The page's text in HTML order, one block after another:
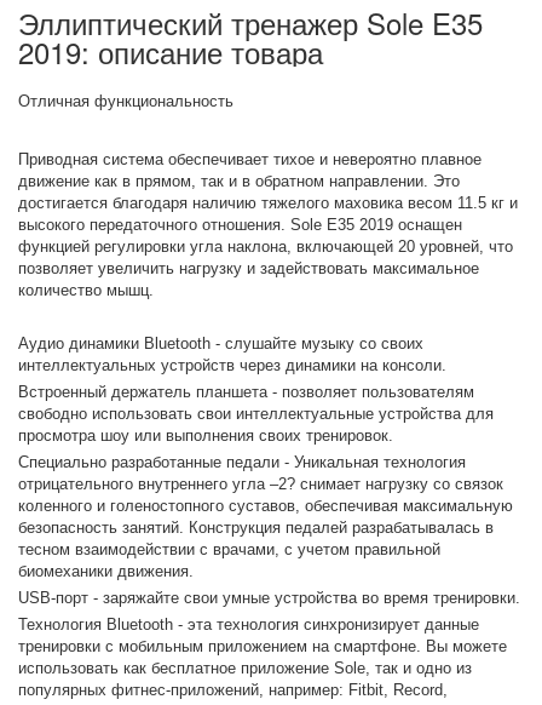
Эллиптический тренажер Sole E35
2019: описание товара
Отличная функциональность
Приводная система обеспечивает тихое и невероятно плавное
движение как в прямом, так и в обратном направлении. Это
достигается благодаря наличию тяжелого маховика весом 11.5 кг и
высокого передаточного отношения. Sole E35 2019 оснащен
функцией регулировки угла наклона, включающей 20 уровней, что
позволяет увеличить нагрузку и задействовать максимальное
количество мышц.
Аудио динамики Bluetooth - слушайте музыку со своих
интеллектуальных устройств через динамики на консоли.
Встроенный держатель планшета - позволяет пользователям
свободно использовать свои интеллектуальные устройства для
просмотра шоу или выполнения своих тренировок.
Специально разработанные педали - Уникальная технология
отрицательного внутреннего угла –2? снимает нагрузку со связок
коленного и голеностопного суставов, обеспечивая максимальную
безопасность занятий. Конструкция педалей разрабатывалась в
тесном взаимодействии с врачами, с учетом правильной
биомеханики движения.
USB-порт - заряжайте свои умные устройства во время тренировки.
Технология Bluetooth - эта технология синхронизирует данные
тренировки с мобильным приложением на смартфоне. Вы можете
использовать как бесплатное приложение Sole, так и одно из
популярных фитнес-приложений, например: Fitbit, Record,